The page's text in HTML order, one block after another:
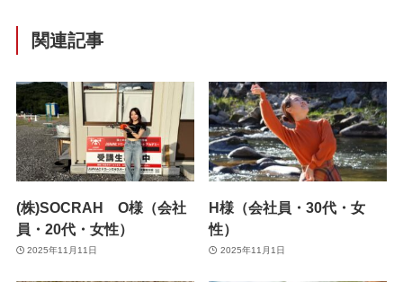
関連記事
(株)SOCRAH O様（会社
員・20代・女性）
2025年11月11日
H様（会社員・30代・女
性）
2025年11月1日